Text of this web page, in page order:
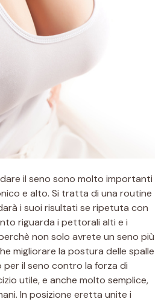
il seno sono molto importanti
e alto. Si tratta di una routine
i suoi risultati se ripetuta con
riguarda i pettorali alti e i
non solo avrete un seno più
migliorare la postura delle spalle
per il seno contro la forza di
utile, e anche molto semplice,
In posizione eretta unite i